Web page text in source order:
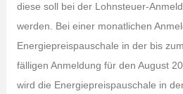
diese soll bei der Lohnsteuer-
werden. Bei einer monatlichen
Energiepreispauschale in der bis
fälligen Anmeldung für den August
wird die Energiepreispauschale in